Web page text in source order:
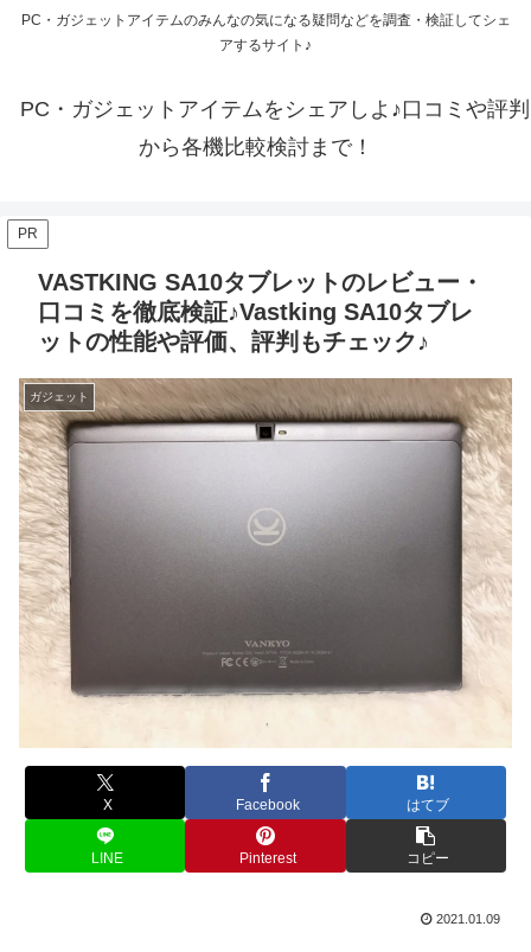
PC・ガジェットアイテムのみんなの気になる疑問などを調査・検証してシェ
アするサイト♪
PC・ガジェットアイテムをシェアしよ♪口コミや評判
から各機比較検討まで！
PR
VASTKING SA10タブレットのレビュー・
口コミを徹底検証♪Vastking SA10タブレ
ットの性能や評価、評判もチェック♪
ガジェット
X Facebook はてブ
LINE Pinterest コピー
2021.01.09